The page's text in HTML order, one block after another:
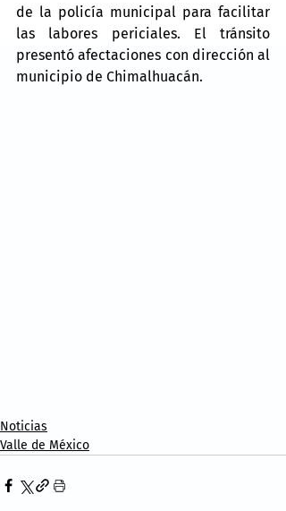
de la policía municipal para facilitar
las labores periciales. El tránsito
presentó afectaciones con dirección al
municipio de Chimalhuacán.
Noticias
Valle de México